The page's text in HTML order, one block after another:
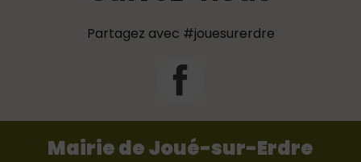
Partagez avec #jouesurerdre
Mairie de Joué-sur-Erdre